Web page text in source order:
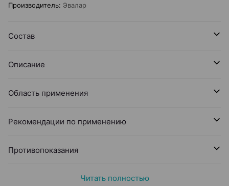
Производитель: Эвалар
Состав
Описание
Область применения
Рекомендации по применению
Противопоказания
Читать полностью